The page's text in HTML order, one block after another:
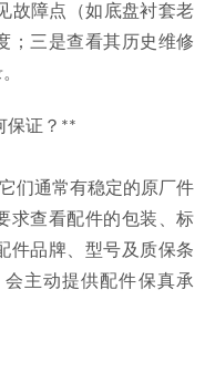
故障点（如底盘衬套老
；三是查看其历史维修
保证？**
们通常有稳定的原厂件
求查看配件的包装、标
件品牌、型号及质保条
主动提供配件保真承